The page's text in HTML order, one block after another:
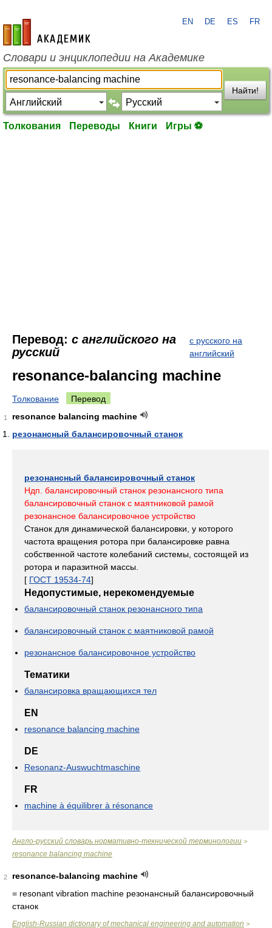
academic.ru
EN DE ES FR
Словари и энциклопедии на Академике
Найти!
Толкования Переводы Книги Игры ⚽
Перевод: с английского на
русский
с русского на
английский
resonance-balancing machine
Толкование Перевод
1
resonance balancing machine
резонансный балансировочный станок
резонансный балансировочный станок
Ндп. балансировочный станок резонансного типа
балансировочный станок с маятниковой рамой
резонансное балансировочное устройство
Станок для динамической балансировки, у которого
частота вращения ротора при балансировке равна
собственной частоте колебаний системы, состоящей из
ротора и паразитной массы.
[ ГОСТ 19534-74]
Недопустимые, нерекомендуемые
балансировочный станок резонансного типа
балансировочный станок с маятниковой рамой
резонансное балансировочное устройство
Тематики
балансировка вращающихся тел
EN
resonance balancing machine
DE
Resonanz-Auswuchtmaschine
FR
machine à équilibrer à résonance
Англо-русский словарь нормативно-технической терминологии >
resonance balancing machine
2
resonance-balancing machine
= resonant vibration machine резонансный балансировочный
станок
English-Russian dictionary of mechanical engineering and automation >